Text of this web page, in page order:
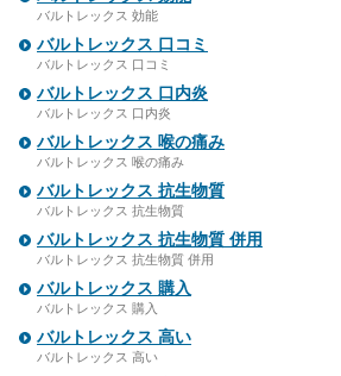
バルトレックス 効能
バルトレックス 口コミ
バルトレックス 口コミ
バルトレックス 口内炎
バルトレックス 口内炎
バルトレックス 喉の痛み
バルトレックス 喉の痛み
バルトレックス 抗生物質
バルトレックス 抗生物質
バルトレックス 抗生物質 併用
バルトレックス 抗生物質 併用
バルトレックス 購入
バルトレックス 購入
バルトレックス 高い
バルトレックス 高い